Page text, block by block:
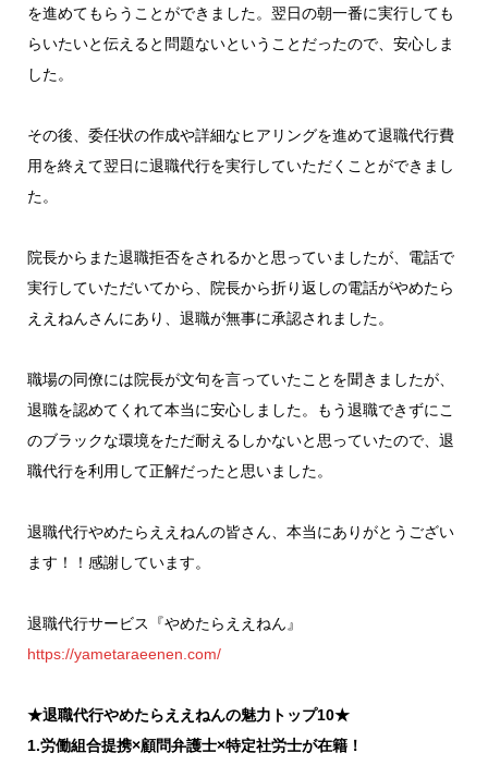
を進めてもらうことができました。翌日の朝一番に実行しても
らいたいと伝えると問題ないということだったので、安心しま
した。
その後、委任状の作成や詳細なヒアリングを進めて退職代行費
用を終えて翌日に退職代行を実行していただくことができまし
た。
院長からまた退職拒否をされるかと思っていましたが、電話で
実行していただいてから、院長から折り返しの電話がやめたら
ええねんさんにあり、退職が無事に承認されました。
職場の同僚には院長が文句を言っていたことを聞きましたが、
退職を認めてくれて本当に安心しました。もう退職できずにこ
のブラックな環境をただ耐えるしかないと思っていたので、退
職代行を利用して正解だったと思いました。
退職代行やめたらええねんの皆さん、本当にありがとうござい
ます！！感謝しています。
退職代行サービス『やめたらええねん』
https://yametaraeenen.com/
★退職代行やめたらええねんの魅力トップ10★
1.労働組合提携×顧問弁護士×特定社労士が在籍！